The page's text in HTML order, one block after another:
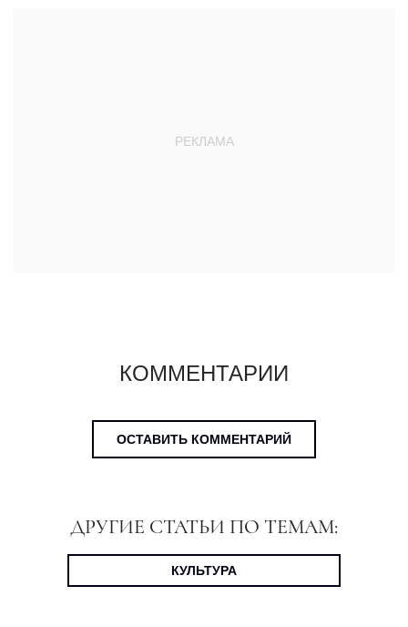
КОММЕНТАРИИ
ОСТАВИТЬ КОММЕНТАРИЙ
ДРУГИЕ СТАТЬИ ПО ТЕМАМ:
КУЛЬТУРА